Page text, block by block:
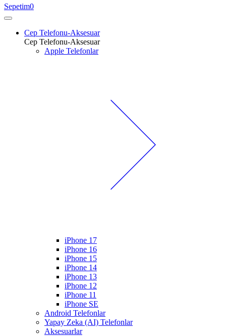
Sepetim0
Cep Telefonu-Aksesuar
Cep Telefonu-Aksesuar
Apple Telefonlar
iPhone 17
iPhone 16
iPhone 15
iPhone 14
iPhone 13
iPhone 12
iPhone 11
iPhone SE
Android Telefonlar
Yapay Zeka (AI) Telefonlar
Aksesuarlar